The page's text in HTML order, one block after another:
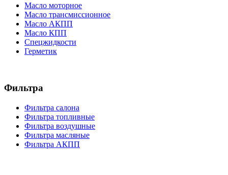
Масло моторное
Масло трансмиссионное
Масло АКПП
Масло КПП
Спецжидкости
Герметик
Фильтра
Фильтра салона
Фильтра топливные
Фильтра воздушные
Фильтра масляные
Фильтра АКПП